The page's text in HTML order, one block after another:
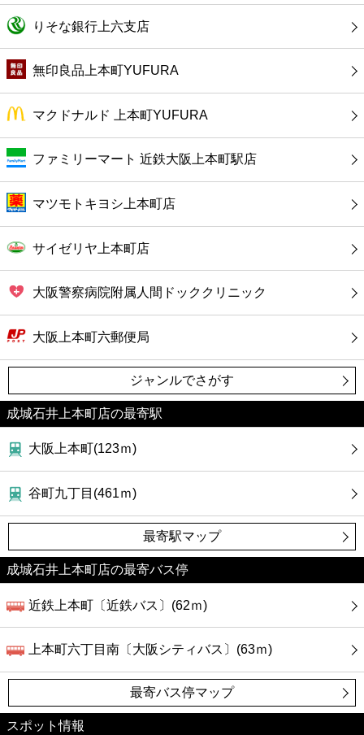
病院
ホテル
りそな銀行上六支店
無印良品上本町YUFURA
マクドナルド 上本町YUFURA
ファミリーマート 近鉄大阪上本町駅店
マツモトキヨシ上本町店
サイゼリヤ上本町店
大阪警察病院附属人間ドッククリニック
大阪上本町六郵便局
ジャンルでさがす
成城石井上本町店の最寄駅
大阪上本町(123ｍ)
谷町九丁目(461ｍ)
最寄駅マップ
成城石井上本町店の最寄バス停
近鉄上本町〔近鉄バス〕(62ｍ)
上本町六丁目南〔大阪シティバス〕(63ｍ)
最寄バス停マップ
スポット情報